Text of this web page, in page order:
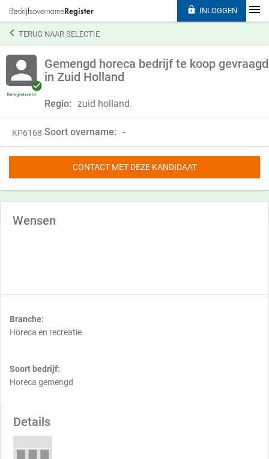
TERUG NAAR SELECTIE
Gemengd horeca bedrijf te koop gevraagd
in Zuid Holland
Regio: zuid holland.
KP6168 Soort overname: -
CONTACT MET DEZE KANDIDAAT
Wensen
Branche:
Horeca en recreatie
Soort bedrijf:
Horeca gemengd
Details
 INLOGGEN